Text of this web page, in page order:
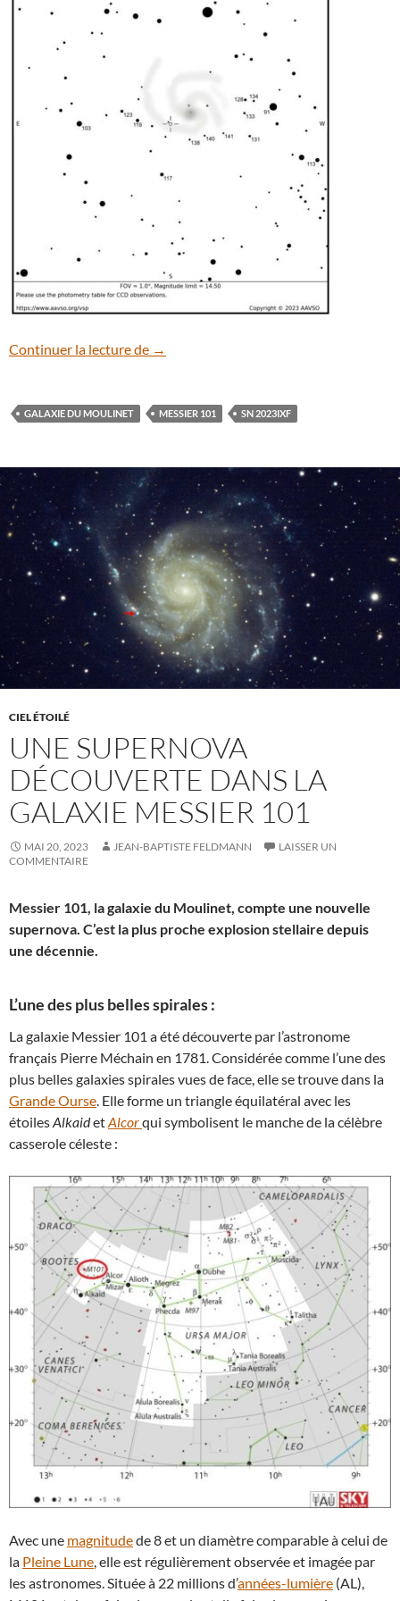
Continuer la lecture de La supernova SN 2023ixf est de plus en
→
GALAXIE DU MOULINET MESSIER 101 SN 2023IXF
CIEL ÉTOILÉ
UNE SUPERNOVA
DÉCOUVERTE DANS LA
GALAXIE MESSIER 101
MAI 20, 2023 JEAN-BAPTISTE FELDMANN
LAISSER UN
COMMENTAIRE
Messier 101, la galaxie du Moulinet, compte une nouvelle
supernova. C’est la plus proche explosion stellaire depuis
une décennie.
L’une des plus belles spirales :
La galaxie Messier 101 a été découverte par l’astronome
français Pierre Méchain en 1781. Considérée comme l’une des
plus belles galaxies spirales vues de face, elle se trouve dans la
Grande Ourse. Elle forme un triangle équilatéral avec les
étoilesAlkaidetAlcorqui symbolisent le manche de la célèbre
casserole céleste :
Avec une magnitudede 8 et un diamètre comparable à celui de
la Pleine Lune , elle est régulièrement observée et imagée par
les astronomes. Située à 22 millions d’années-lumière (AL),